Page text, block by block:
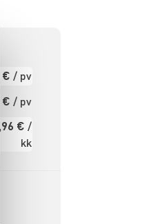
€ / pv
€ / pv
€ /
kk